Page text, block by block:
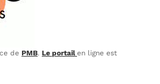
de PMB. Le portail en ligne est